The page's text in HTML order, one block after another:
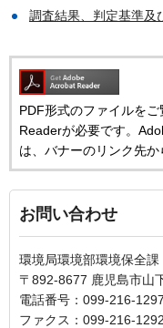
調査結果、判定基準及
PDF形式のファイルを
Readerが必要です。
は、バナーのリンク先か
お問い合わせ
環境局環境部環境保全課
〒892-8677 鹿児島市山
電話番号：099-216-1297
ファクス：099-216-1292